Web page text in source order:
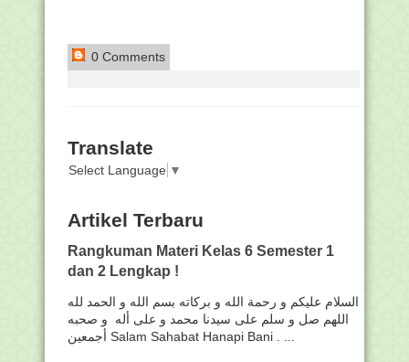
0 Comments
Translate
Select Language ▼
Artikel Terbaru
Rangkuman Materi Kelas 6 Semester 1
dan 2 Lengkap !
السلام عليكم و رحمة الله و بركاته بسم الله و الحمد لله
اللهم صل و سلم على سيدنا محمد و على أله و صحبه
أجمعين Salam Sahabat Hanapi Bani . ...